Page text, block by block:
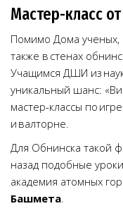
Мастер-класс
Помимо Дома ученых,
также в стенах
Учащимся ДШИ из
уникальный шанс:
мастер-классы по
и валторне.
Для Обнинска такой
назад подобные
академия атомных
Башмета.